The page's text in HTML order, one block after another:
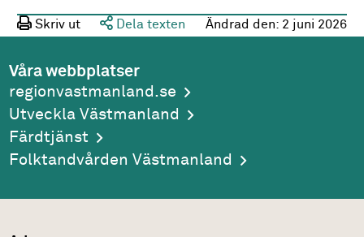
Skriv ut Dela texten Ändrad den: 2 juni 2026
Våra webbplatser
regionvastmanland.se
Utveckla Västmanland
Färdtjänst
Folktandvården Västmanland